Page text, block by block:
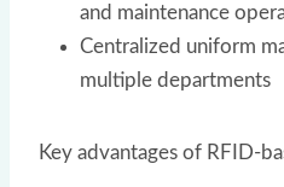
and maintenance
Centralized uniform
multiple departments
Key advantages of RFID-